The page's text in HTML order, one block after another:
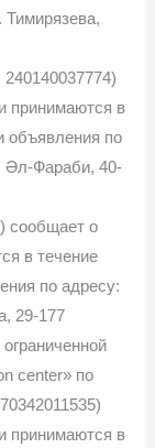
Тимирязева,
принимаются в
объявления по
Әл-Фараби, 40-
сообщает о
в течение
по адресу:
29-177
center» по
принимаются в